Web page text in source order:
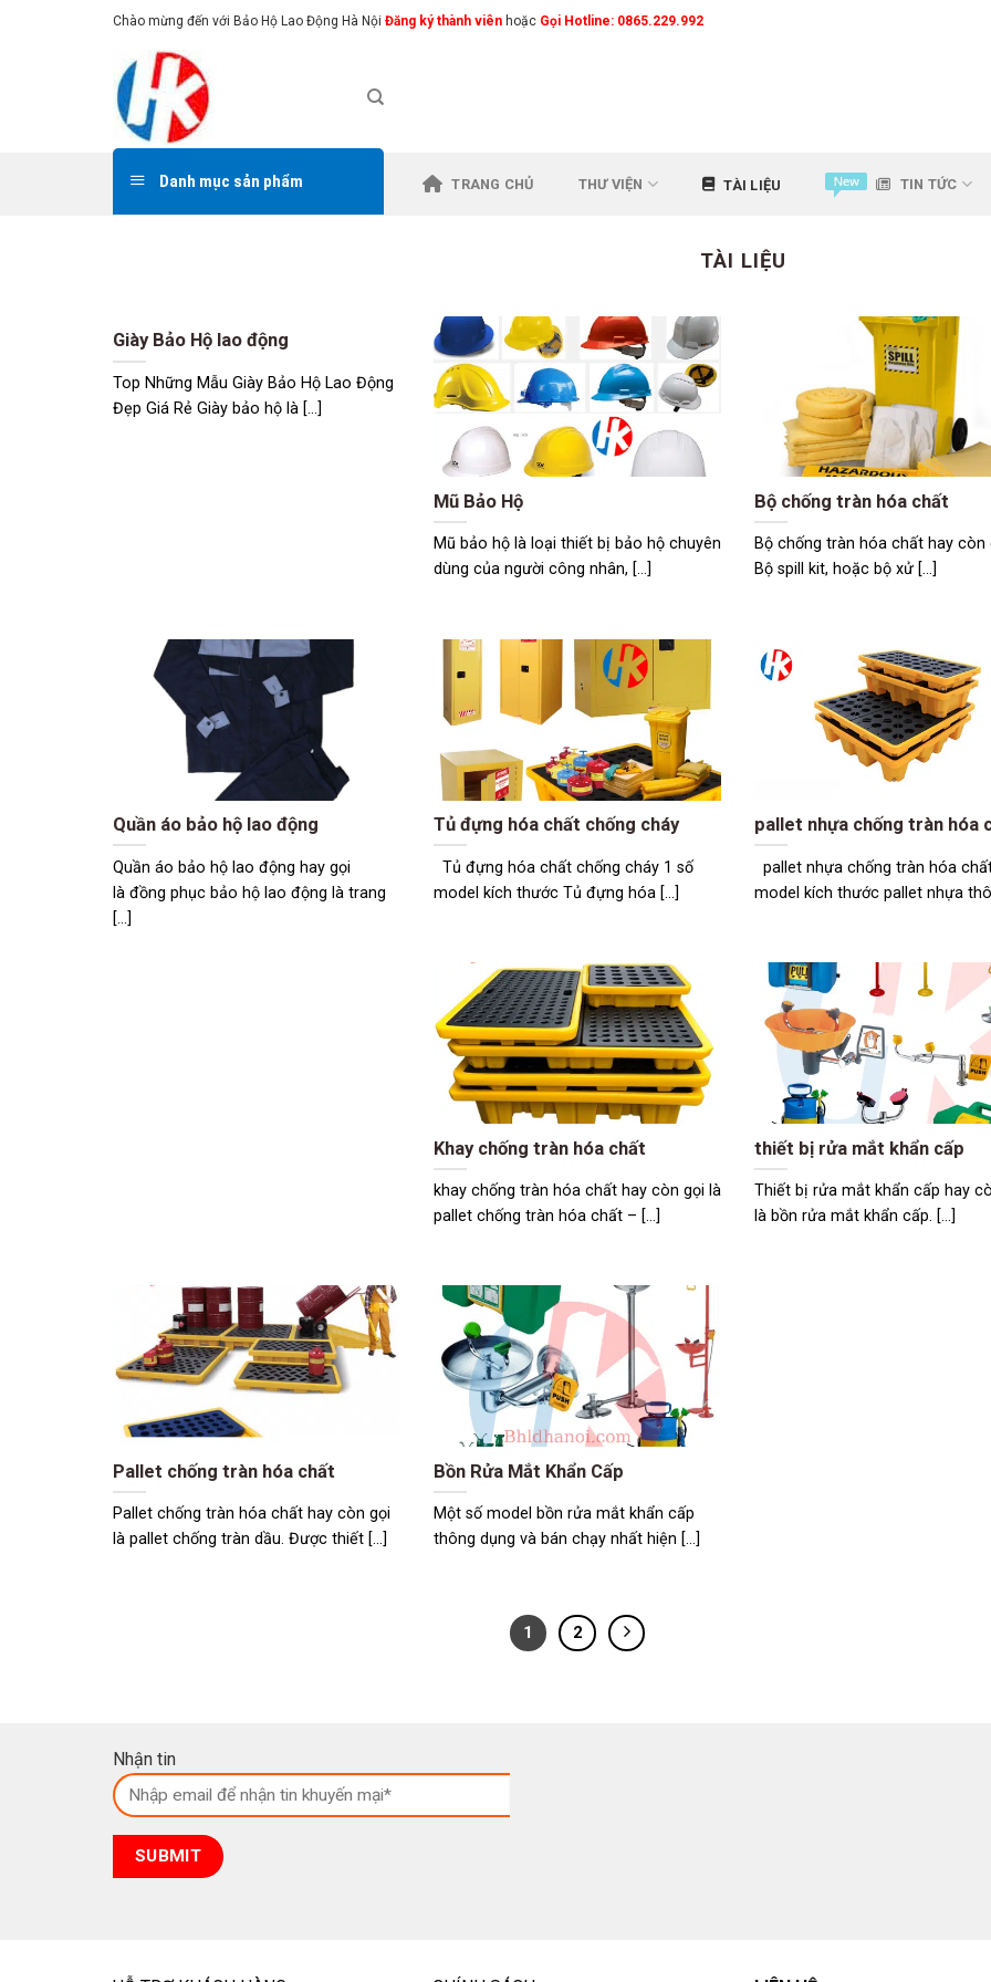
Chào mừng đến với Bảo Hộ Lao Động Hà Nội Đăng ký thành viên hoặc Gọi Hotline: 0865.229.992
Danh mục sản phẩm TRANG CHỦ THƯ VIỆN TÀI LIỆU TIN TỨC
TÀI LIỆU
Giày Bảo Hộ lao động
Top Những Mẫu Giày Bảo Hộ Lao Động
Đẹp Giá Rẻ Giày bảo hộ là [...]
Mũ Bảo Hộ
Mũ bảo hộ là loại thiết bị bảo hộ chuyên
dùng của người công nhân, [...]
Bộ chống tràn hóa chất
Bộ chống tràn hóa chất hay còn
Bộ spill kit, hoặc bộ xử [...]
Quần áo bảo hộ lao động
Quần áo bảo hộ lao động hay gọi
là đồng phục bảo hộ lao động là trang
[...]
Tủ đựng hóa chất chống cháy
Tủ đựng hóa chất chống cháy 1 số
model kích thước Tủ đựng hóa [...]
pallet nhựa chống tràn hóa
pallet nhựa chống tràn hóa
model kích thước pallet nhựa
Khay chống tràn hóa chất
khay chống tràn hóa chất hay còn gọi là
pallet chống tràn hóa chất – [...]
thiết bị rửa mắt khẩn cấp
Thiết bị rửa mắt khẩn cấp hay
là bồn rửa mắt khẩn cấp. [...]
Pallet chống tràn hóa chất
Pallet chống tràn hóa chất hay còn gọi
là pallet chống tràn dầu. Được thiết [...]
Bồn Rửa Mắt Khẩn Cấp
Một số model bồn rửa mắt khẩn cấp
thông dụng và bán chạy nhất hiện [...]
1 2
Nhận tin